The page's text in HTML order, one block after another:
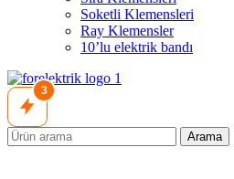
Soketli Klemensleri
Ray Klemensler
10’lu elektrik bandı
3
Arama